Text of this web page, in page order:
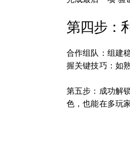
第四步：
合作组队：组建
握关键技巧：如
第五步：成功解
色，也能在多玩